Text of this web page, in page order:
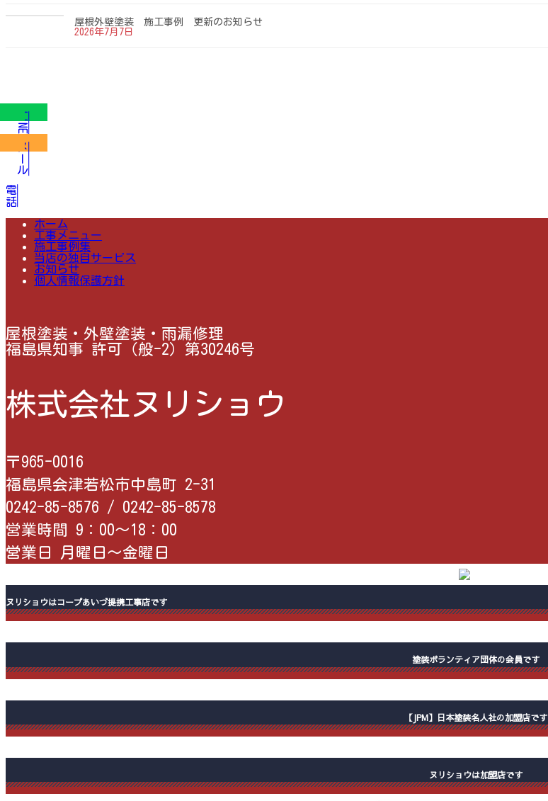
屋根外壁塗装 施工事例 更新のお知らせ
2026年7月7日
LINE
メール
電話
ホーム
工事メニュー
施工事例集
当店の独自サービス
お知らせ
個人情報保護方針
屋根塗装・外壁塗装・雨漏修理
福島県知事 許可（般-2）第30246号
株式会社ヌリショウ
〒965-0016
福島県会津若松市中島町 2-31
0242-85-8576 / 0242-85-8578
営業時間 9：00〜18：00
営業日 月曜日〜金曜日
ヌリショウはコープあいづ提携工事店です
塗装ボランティア団体の会員です
【JPM】日本塗装名人社の加盟店です
ヌリショウは加盟店です